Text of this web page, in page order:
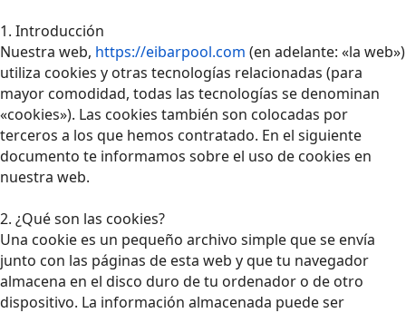
1. Introducción
Nuestra web, https://eibarpool.com (en adelante: «la web»)
utiliza cookies y otras tecnologías relacionadas (para
mayor comodidad, todas las tecnologías se denominan
«cookies»). Las cookies también son colocadas por
terceros a los que hemos contratado. En el siguiente
documento te informamos sobre el uso de cookies en
nuestra web.
2. ¿Qué son las cookies?
Una cookie es un pequeño archivo simple que se envía
junto con las páginas de esta web y que tu navegador
almacena en el disco duro de tu ordenador o de otro
dispositivo. La información almacenada puede ser